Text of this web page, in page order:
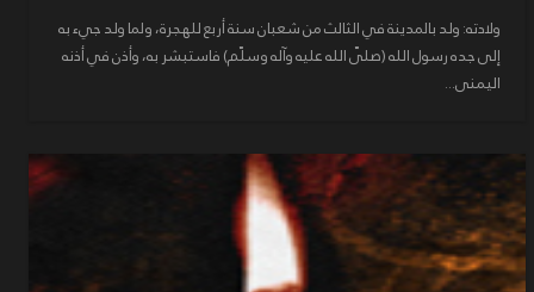
ولادته: ولد بالمدينة في الثالث من شعبان سنة أربع للهجرة، ولما ولد جيء به
إلى جده رسول الله (صلّى الله عليه وآله وسلّم) فاستبشر به، وأذن في أذنه
اليمنى...